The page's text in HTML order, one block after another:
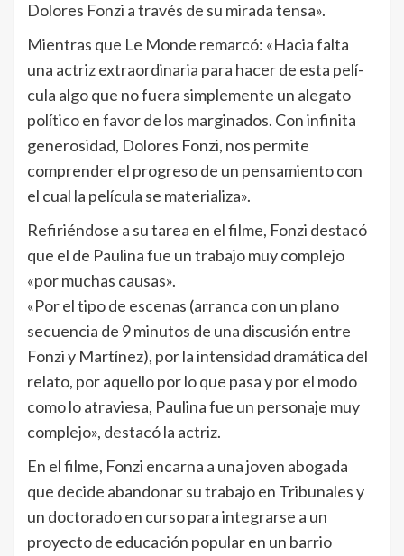
Dolores Fonzi a través de su mirada tensa».
Mientras que Le Monde remarcó: «Hacia falta
una actriz extraordinaria para hacer de esta pelí­
cula algo que no fuera simplemente un alegato
polí­tico en favor de los marginados. Con infinita
generosidad, Dolores Fonzi, nos permite
comprender el progreso de un pensamiento con
el cual la pelí­cula se materializa».
Refiriéndose a su tarea en el filme, Fonzi destacó
que el de Paulina fue un trabajo muy complejo
«por muchas causas».
«Por el tipo de escenas (arranca con un plano
secuencia de 9 minutos de una discusión entre
Fonzi y Martínez), por la intensidad dramática del
relato, por aquello por lo que pasa y por el modo
como lo atraviesa, Paulina fue un personaje muy
complejo», destacó la actriz.
En el filme, Fonzi encarna a una joven abogada
que decide abandonar su trabajo en Tribunales y
un doctorado en curso para integrarse a un
proyecto de educación popular en un barrio